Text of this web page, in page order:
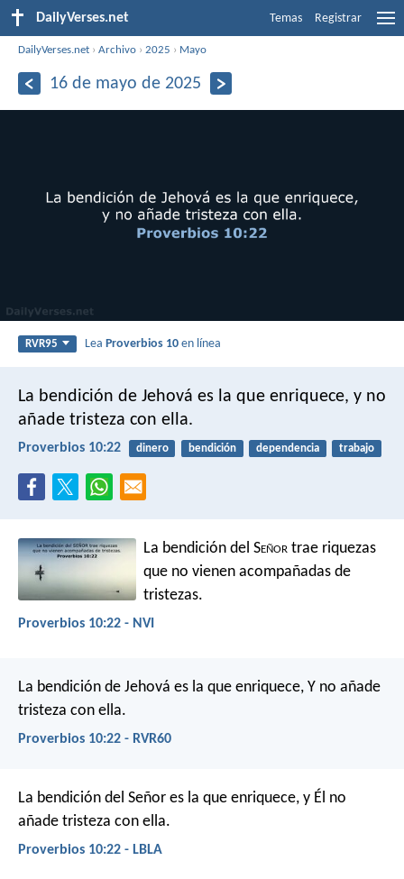
DailyVerses.net Temas Registrar
DailyVerses.net ›Archivo ›2025 › Mayo
16 de mayo de 2025
RVR95 LeaProverbios 10 en línea
La bendición de Jehová es la que enriquece, y no
añade tristeza con ella.
Proverbios 10:22 dinero bendición dependencia trabajo
La bendición del Señor trae riquezas
que no vienen acompañadas de
tristezas.
Proverbios 10:22 - NVI
La bendición de Jehová es la que enriquece, Y no añade
tristeza con ella.
Proverbios 10:22 - RVR60
La bendición del Señor es la que enriquece, y Él no
añade tristeza con ella.
Proverbios 10:22 - LBLA